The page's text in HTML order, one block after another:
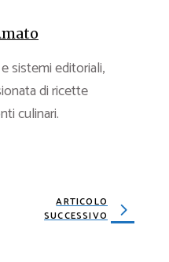
sistemi editoriali,
di ricette
culinari.
ARTICOLO
SUCCESSIVO